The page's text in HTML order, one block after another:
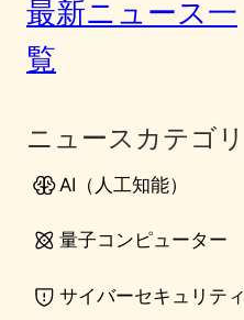
最新ニュース一
覧
ニュースカテゴリ
AI（人工知能）
量子コンピューター
サイバーセキュリティ